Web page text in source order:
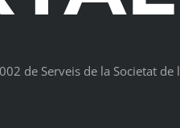
de Serveis de la Societat